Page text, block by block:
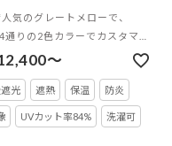
トムジョイントセット
気のグレートメローで、
通りの2色カラーでカスタマイ
きるジョイントカーテンと高機
～
光 遮熱 保温 防炎
UVカット率84% 洗濯可